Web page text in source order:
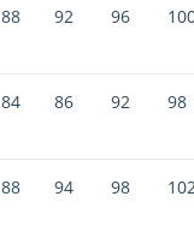
88 92 96
84 86 92 98
88 94 98